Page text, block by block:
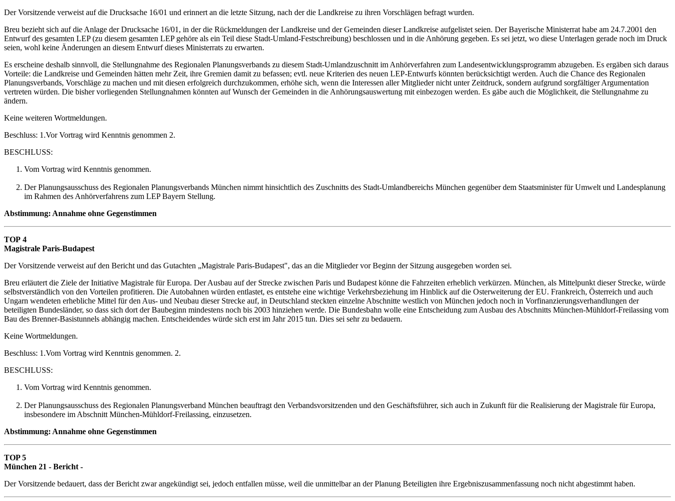
Der Vorsitzende verweist auf die Drucksache 16/01 und erinnert an die letzte Sitzung, nach der die Landkreise zu ihren Vorschlägen befragt wurden.
Breu bezieht sich auf die Anlage der Drucksache 16/01, in der die Rückmeldungen der Landkreise und der Gemeinden dieser Landkreise aufgelistet seien. Der Bayerische Ministerrat habe am 24.7.2001 den
Entwurf des gesamten LEP (zu diesem gesamten LEP gehöre als ein Teil diese Stadt-Umland-Festschreibung) beschlossen und in die Anhörung gegeben. Es sei jetzt, wo diese Unterlagen gerade noch im Druck
seien, wohl keine Änderungen an diesem Entwurf dieses Ministerrats zu erwarten.
Es erscheine deshalb sinnvoll, die Stellungnahme des Regionalen Planungsverbands zu diesem Stadt-Umlandzuschnitt im Anhörverfahren zum Landesentwicklungsprogramm abzugeben. Es ergäben sich daraus
Vorteile: die Landkreise und Gemeinden hätten mehr Zeit, ihre Gremien damit zu befassen; evtl. neue Kriterien des neuen LEP-Entwurfs könnten berücksichtigt werden. Auch die Chance des Regionalen
Planungsverbands, Vorschläge zu machen und mit diesen erfolgreich durchzukommen, erhöhe sich, wenn die Interessen aller Mitglieder nicht unter Zeitdruck, sondern aufgrund sorgfältiger Argumentation
vertreten würden. Die bisher vorliegenden Stellungnahmen könnten auf Wunsch der Gemeinden in die Anhörungsauswertung mit einbezogen werden. Es gäbe auch die Möglichkeit, die Stellungnahme zu
ändern.
Keine weiteren Wortmeldungen.
Beschluss: 1.Vor Vortrag wird Kenntnis genommen 2.
BESCHLUSS:
Vom Vortrag wird Kenntnis genommen.
Der Planungsausschuss des Regionalen Planungsverbands München nimmt hinsichtlich des Zuschnitts des Stadt-Umlandbereichs München gegenüber dem Staatsminister für Umwelt und Landesplanung
im Rahmen des Anhörverfahrens zum LEP Bayern Stellung.
Abstimmung: Annahme ohne Gegenstimmen
TOP 4
Magistrale Paris-Budapest
Der Vorsitzende verweist auf den Bericht und das Gutachten „Magistrale Paris-Budapest", das an die Mitglieder vor Beginn der Sitzung ausgegeben worden sei.
Breu erläutert die Ziele der Initiative Magistrale für Europa. Der Ausbau auf der Strecke zwischen Paris und Budapest könne die Fahrzeiten erheblich verkürzen. München, als Mittelpunkt dieser Strecke, würde
selbstverständlich von den Vorteilen profitieren. Die Autobahnen würden entlastet, es entstehe eine wichtige Verkehrsbeziehung im Hinblick auf die Osterweiterung der EU. Frankreich, Österreich und auch
Ungarn wendeten erhebliche Mittel für den Aus- und Neubau dieser Strecke auf, in Deutschland steckten einzelne Abschnitte westlich von München jedoch noch in Vorfinanzierungsverhandlungen der
beteiligten Bundesländer, so dass sich dort der Baubeginn mindestens noch bis 2003 hinziehen werde. Die Bundesbahn wolle eine Entscheidung zum Ausbau des Abschnitts München-Mühldorf-Freilassing vom
Bau des Brenner-Basistunnels abhängig machen. Entscheidendes würde sich erst im Jahr 2015 tun. Dies sei sehr zu bedauern.
Keine Wortmeldungen.
Beschluss: 1.Vom Vortrag wird Kenntnis genommen. 2.
BESCHLUSS:
Vom Vortrag wird Kenntnis genommen.
Der Planungsausschuss des Regionalen Planungsverband München beauftragt den Verbandsvorsitzenden und den Geschäftsführer, sich auch in Zukunft für die Realisierung der Magistrale für Europa,
insbesondere im Abschnitt München-Mühldorf-Freilassing, einzusetzen.
Abstimmung: Annahme ohne Gegenstimmen
TOP 5
München 21 - Bericht -
Der Vorsitzende bedauert, dass der Bericht zwar angekündigt sei, jedoch entfallen müsse, weil die unmittelbar an der Planung Beteiligten ihre Ergebniszusammenfassung noch nicht abgestimmt haben.